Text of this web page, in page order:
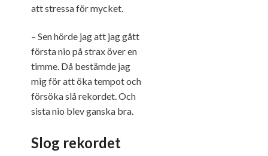
att stressa för mycket.
– Sen hörde jag att jag gått
första nio på strax över en
timme. Då bestämde jag
mig för att öka tempot och
försöka slå rekordet. Och
sista nio blev ganska bra.
Slog rekordet